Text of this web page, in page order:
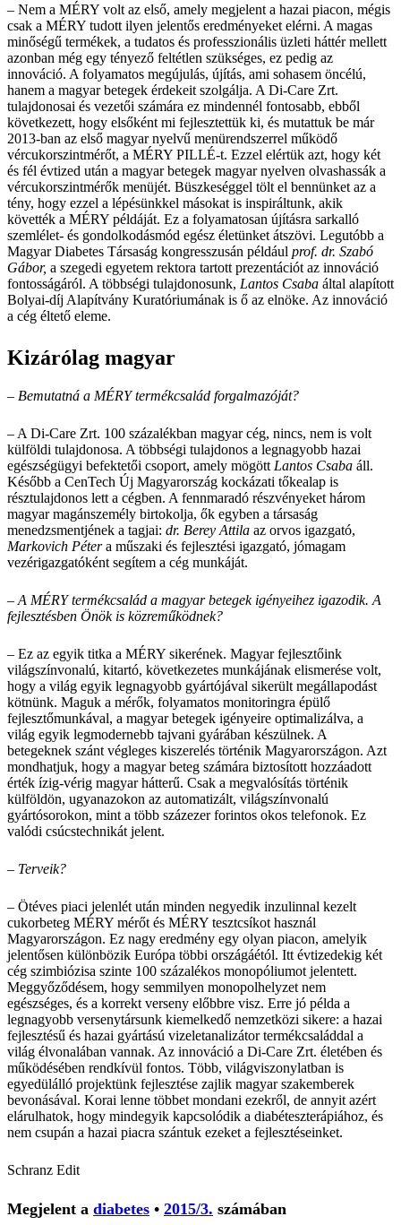
– Nem a MÉRY volt az első, amely megjelent a hazai piacon, mégis
csak a MÉRY tudott ilyen jelentős eredményeket elérni. A magas
minőségű termékek, a tudatos és professzionális üzleti háttér mellett
azonban még egy tényező feltétlen szükséges, ez pedig az
innováció. A folyamatos megújulás, újítás, ami sohasem öncélú,
hanem a magyar betegek érdekeit szolgálja. A Di-Care Zrt.
tulajdonosai és vezetői számára ez mindennél fontosabb, ebből
következett, hogy elsőként mi fejlesztettük ki, és mutattuk be már
2013-ban az első magyar nyelvű menürendszerrel működő
vércukorszintmérőt, a MÉRY PILLÉ-t. Ezzel elértük azt, hogy két
és fél évtized után a magyar betegek magyar nyelven olvashassák a
vércukorszintmérők menüjét. Büszkeséggel tölt el bennünket az a
tény, hogy ezzel a lépésünkkel másokat is inspiráltunk, akik
követték a MÉRY példáját. Ez a folyamatosan újításra sarkalló
szemlélet- és gondolkodásmód egész életünket átszövi. Legutóbb a
Magyar Diabetes Társaság kongresszusán például prof. dr. Szabó
Gábor, a szegedi egyetem rektora tartott prezentációt az innováció
fontosságáról. A többségi tulajdonosunk, Lantos Csaba által alapított
Bolyai-díj Alapítvány Kuratóriumának is ő az elnöke. Az innováció
a cég éltető eleme.
Kizárólag magyar
– Bemutatná a MÉRY termékcsalád forgalmazóját?
– A Di-Care Zrt. 100 százalékban magyar cég, nincs, nem is volt
külföldi tulajdonosa. A többségi tulajdonos a legnagyobb hazai
egészségügyi befektetői csoport, amely mögött Lantos Csaba áll.
Később a CenTech Új Magyarország kockázati tőkealap is
résztulajdonos lett a cégben. A fennmaradó részvényeket három
magyar magánszemély birtokolja, ők egyben a társaság
menedzsmentjének a tagjai: dr. Berey Attila az orvos igazgató,
Markovich Pétera műszaki és fejlesztési igazgató, jómagam
vezérigazgatóként segítem a cég munkáját.
– A MÉRY termékcsalád a magyar betegek igényeihez igazodik. A
fejlesztésben Önök is közreműködnek?
– Ez az egyik titka a MÉRY sikerének. Magyar fejlesztőink
világszínvonalú, kitartó, következetes munkájának elismerése volt,
hogy a világ egyik legnagyobb gyártójával sikerült megállapodást
kötnünk. Maguk a mérők, folyamatos monitoringra épülő
fejlesztőmunkával, a magyar betegek igényeire optimalizálva, a
világ egyik legmodernebb tajvani gyárában készülnek. A
betegeknek szánt végleges kiszerelés történik Magyarországon. Azt
mondhatjuk, hogy a magyar beteg számára biztosított hozzáadott
érték ízig-vérig magyar hátterű. Csak a megvalósítás történik
külföldön, ugyanazokon az automatizált, világszínvonalú
gyártósorokon, mint a több százezer forintos okos telefonok. Ez
valódi csúcstechnikát jelent.
– Terveik?
– Ötéves piaci jelenlét után minden negyedik inzulinnal kezelt
cukorbeteg MÉRY mérőt és MÉRY tesztcsíkot használ
Magyarországon. Ez nagy eredmény egy olyan piacon, amelyik
jelentősen különbözik Európa többi országáétól. Itt évtizedekig két
cég szimbiózisa szinte 100 százalékos monopóliumot jelentett.
Meggyőződésem, hogy semmilyen monopolhelyzet nem
egészséges, és a korrekt verseny előbbre visz. Erre jó példa a
legnagyobb versenytársunk kiemelkedő nemzetközi sikere: a hazai
fejlesztésű és hazai gyártású vizeletanalizátor termékcsaláddal a
világ élvonalában vannak. Az innováció a Di-Care Zrt. életében és
működésében rendkívül fontos. Több, világviszonylatban is
egyedülálló projektünk fejlesztése zajlik magyar szakemberek
bevonásával. Korai lenne többet mondani ezekről, de annyit azért
elárulhatok, hogy mindegyik kapcsolódik a diabéteszterápiához, és
nem csupán a hazai piacra szántuk ezeket a fejlesztéseinket.
Schranz Edit
Megjelent a diabetes • 2015/3. számában